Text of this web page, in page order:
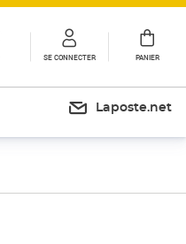
SE CONNECTER PANIER
Laposte.net